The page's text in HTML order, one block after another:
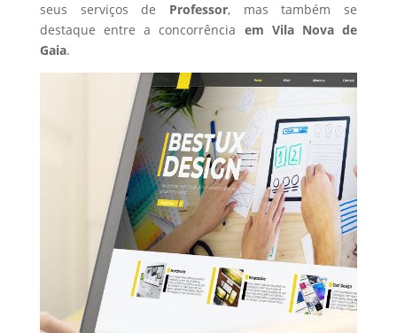
seus serviços de Professor, mas também se
destaque entre a concorrência em Vila Nova de
Gaia.